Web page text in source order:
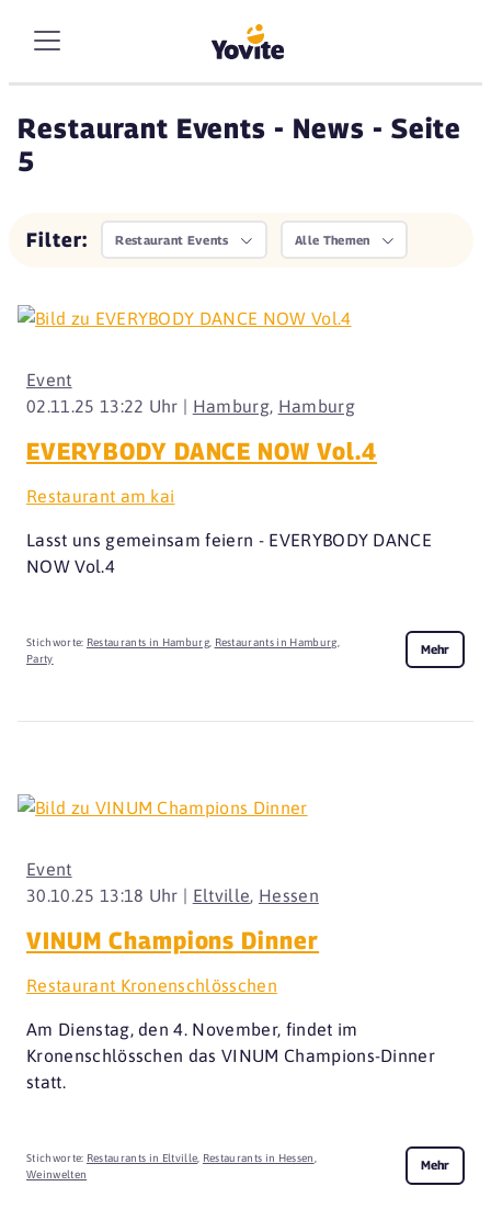
Restaurant Events - News - Seite
5
Filter: Restaurant Events Alle Themen
02.11.25 13:22 Uhr | Hamburg, Hamburg
Event
EVERYBODY DANCE NOW Vol.4
Restaurant am kai
Lasst uns gemeinsam feiern - EVERYBODY DANCE
NOW Vol.4
Stichworte: Restaurants in Hamburg, Restaurants in Hamburg
Party
Mehr
30.10.25 13:18 Uhr | Eltville, Hessen
Event
VINUM Champions Dinner
Restaurant Kronenschlösschen
Am Dienstag, den 4. November, findet im
Kronenschlösschen das VINUM Champions-Dinner
statt.
Stichworte: Restaurants in Eltville Restaurants in Hessen
Weinwelten
Mehr